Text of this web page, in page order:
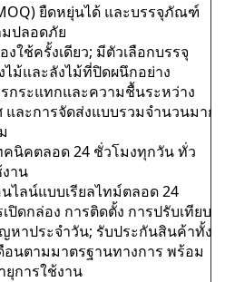
ยืดหยุ่นได้ และบรรจุภัณฑ์
ปลอดภัย
ใช้ครั้งเดียว; มีตัวเลือกบรรจุ
ม้และลังไม้ที่ปิดผนึกอย่าง
กระแทกและความชื้นระหว่าง
และการจัดส่งแบบรวมจำนวนมาก
นิคตลอด 24 ชั่วโมงทุกวัน ทั่ว
าน
ไลน์แบบเรียลไทม์ตลอด 24
ดกล่อง การติดตั้ง การปรับเทียบ
หาประจำวัน; รับประกันสินค้าทั้ง
ดือนตามมาตรฐานทางการ พร้อม
ยุการใช้งาน